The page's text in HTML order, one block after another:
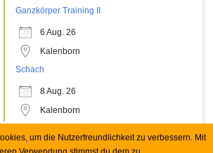
Ganzkörper Training II
6 Aug. 26
Kalenborn
Schach
8 Aug. 26
Kalenborn
um die Nutzerfreundlichkeit zu verbessern. Mit